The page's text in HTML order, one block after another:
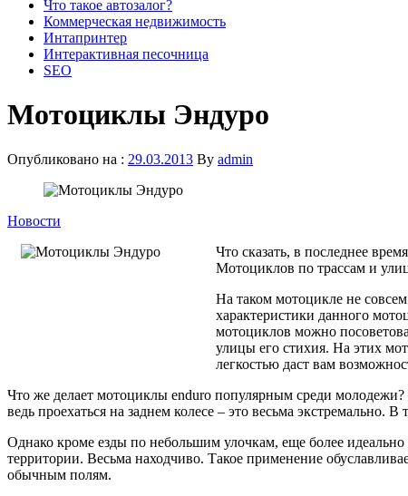
Что такое автозалог?
Коммерческая недвижимость
Интапринтер
Интерактивная песочница
SEO
Мотоциклы Эндуро
Опубликовано на : 29.03.2013 By admin
Новости
Что сказать, в последнее
Мотоциклов по трассам и
На таком мотоцикле не
характеристики данного
мотоциклов можно
улицы его стихия. На этих
легкостью даст вам
Что же делает мотоциклы enduro популярным среди молодежи?
ведь проехаться на заднем колесе – это весьма
Однако кроме езды по небольшим улочкам, еще более
территории. Весьма находчиво. Такое применение
обычным полям.